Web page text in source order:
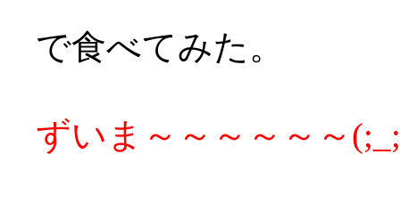
で食べてみた。
ずいま～～～～～～